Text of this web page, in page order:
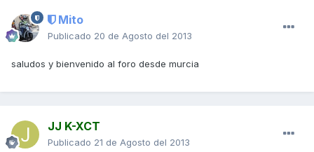
Mito
Publicado 20 de Agosto del 2013
saludos y bienvenido al foro desde murcia
JJ K-XCT
Publicado 21 de Agosto del 2013